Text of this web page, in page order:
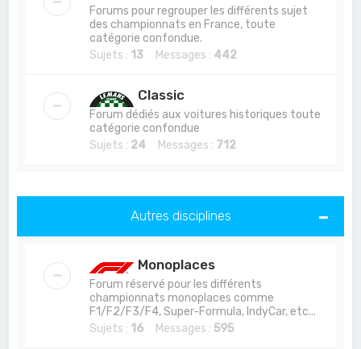
Forums pour regrouper les différents sujet
des championnats en France, toute
catégorie confondue.
Sujets : 13 Messages : 442
Classic
Forum dédiés aux voitures historiques toute
catégorie confondue
Sujets : 24 Messages : 712
Autres disciplines
Monoplaces
Forum réservé pour les différents
championnats monoplaces comme
F1/F2/F3/F4, Super-Formula, IndyCar, etc...
Sujets : 16 Messages : 595